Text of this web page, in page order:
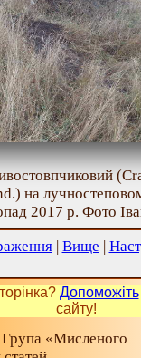
на
2017 р. Фото
| Вище |
Допоможіть
сайту!
«Мисленого